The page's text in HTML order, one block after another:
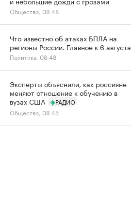
Общество, 08:48
Что известно об атаках БПЛА на
регионы России. Главное к 6 августа
Политика, 08:48
Эксперты объяснили, как россияне
меняют отношение к обучению в
вузах США
РАДИО
Общество, 08:45